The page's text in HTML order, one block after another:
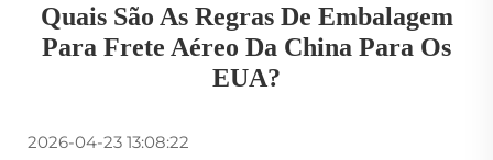
Quais São As Regras De Embalagem
Para Frete Aéreo Da China Para Os
EUA?
2026-04-23 13:08:22